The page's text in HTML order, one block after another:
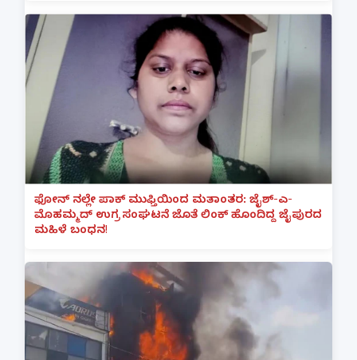
ಫೋನ್ ನಲ್ಲೇ ಪಾಕ್ ಮುಫ್ತಿಯಿಂದ ಮತಾಂತರ: ಜೈಶ್-ಎ-
ಮೊಹಮ್ಮದ್ ಉಗ್ರ ಸಂಘಟನೆ ಜೊತೆ ಲಿಂಕ್ ಹೊಂದಿದ್ದ ಜೈಪುರದ
ಮಹಿಳೆ ಬಂಧನ!